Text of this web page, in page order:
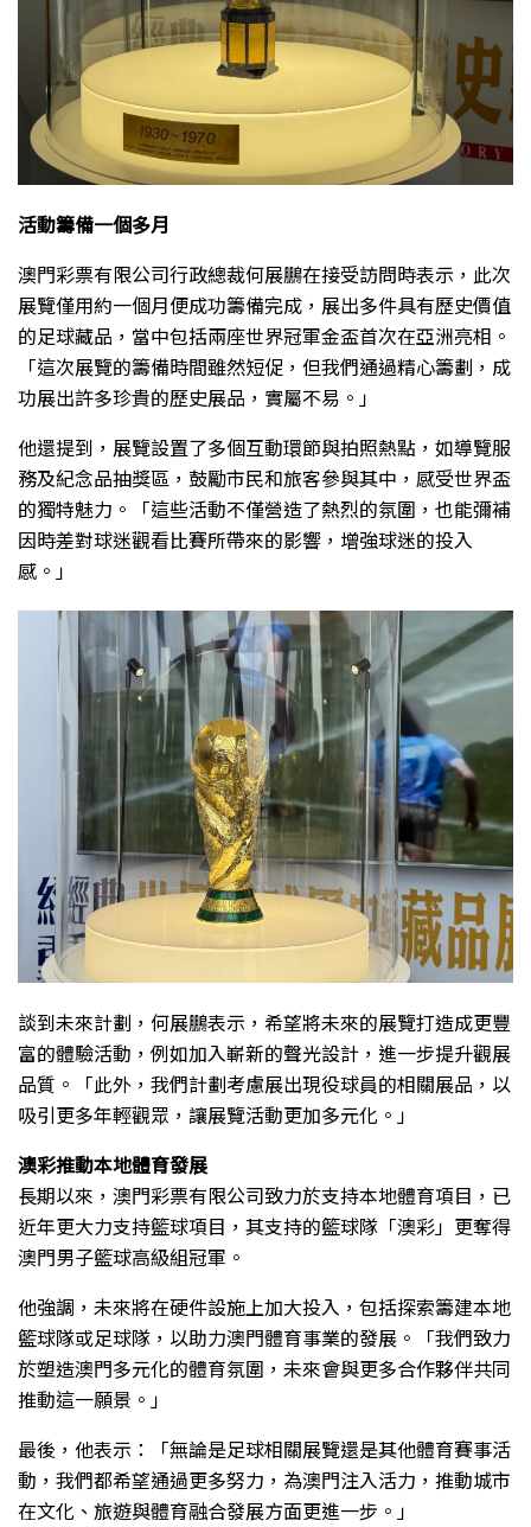
活動籌備一個多月
澳門彩票有限公司行政總裁何展鵬在接受訪問時表示，此次
展覽僅用約一個月便成功籌備完成，展出多件具有歷史價值
的足球藏品，當中包括兩座世界冠軍金盃首次在亞洲亮相。
「這次展覽的籌備時間雖然短促，但我們通過精心籌劃，成
功展出許多珍貴的歷史展品，實屬不易。」
他還提到，展覽設置了多個互動環節與拍照熱點，如導覽服
務及紀念品抽獎區，鼓勵市民和旅客參與其中，感受世界盃
的獨特魅力。「這些活動不僅營造了熱烈的氛圍，也能彌補
因時差對球迷觀看比賽所帶來的影響，增強球迷的投入
感。」
談到未來計劃，何展鵬表示，希望將未來的展覽打造成更豐
富的體驗活動，例如加入嶄新的聲光設計，進一步提升觀展
品質。「此外，我們計劃考慮展出現役球員的相關展品，以
吸引更多年輕觀眾，讓展覽活動更加多元化。」
澳彩推動本地體育發展
長期以來，澳門彩票有限公司致力於支持本地體育項目，已
近年更大力支持籃球項目，其支持的籃球隊「澳彩」更奪得
澳門男子籃球高級組冠軍。
他強調，未來將在硬件設施上加大投入，包括探索籌建本地
籃球隊或足球隊，以助力澳門體育事業的發展。「我們致力
於塑造澳門多元化的體育氛圍，未來會與更多合作夥伴共同
推動這一願景。」
最後，他表示：「無論是足球相關展覽還是其他體育賽事活
動，我們都希望通過更多努力，為澳門注入活力，推動城市
在文化、旅遊與體育融合發展方面更進一步。」